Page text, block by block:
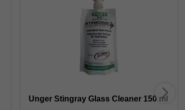
Unger Stingray Glass Cleaner 150 ml